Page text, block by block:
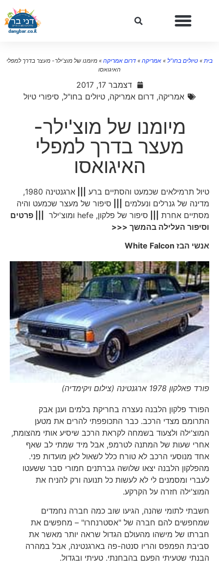
בית» טיולים בחו"ל » אמריקה » דרום אמריקה » מיומנו של מוצ'ילר- מעצר בדרך למפלי
האיגואסו
דצמבר 17, 2017
אמריקה, דרום אמריקה, טיולים בחו"ל, סיפורי טיול
מיומנו של מוצ'ילר-
מעצר בדרך למפלי
האיגואסו
טיול תרמילאים שכמעט והסתיים ברע
ארגנטינה 1980,
מדינה של גנרלים ונעלמים
סיפור של מעצר שכמעט והיה
מסתיים אחרת
סיפור של פלקון, hefe ומוצ'ילר
||| פרטים
וסיפור העלילה בהמשך <<<
אנשי הבז White Falcon
פורד פאלקון 1978 ארגנטינה (צילום ויקימדיה)
הפורד פלקון הלבנה נעצרה בחריקת בלמים וענן אבק
התרומם מצדי הרכב. כבר התכופפתי להרים את מטען
המוצ'ילה ולצעוד בשמחה לקראת הרכב שיסיע אותי מהצומת,
אחרי שעות של המתנה לטרמפ, אבל מיד שמתי לב שאף
אחד מנוסעי הרכב לא טורח כלל לשאול לאן מועדות פני.
מהפלקון הלבנה יצאו שלושה גברתנים חמורי סבר ששעטו
לעברי ומסמנים לי לא לעשות כל תנועה ורק להניח את
המוצ'ילה חזרה על הקרקע.
חשבתי לתומי שהנה, הגיעו שוב כמה חברה נחמדים
שמחפשים להם חברה של "אסטרנחרו" – מחפשים את
חברתו של מישהו מהעולם הגדול שראה יותר מאשר את
סביבת הפמפס והריו סנטה-פה בארגנטינה, אבל במהרה
הבנתי שטעיתי הפעם בהבחנתי. טעיתי ובגדול.